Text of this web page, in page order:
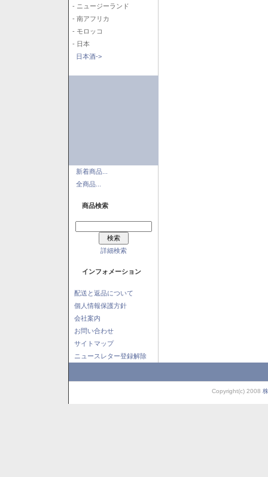
- ニュージーランド
- 南アフリカ
- モロッコ
- 日本
日本酒->
新着商品...
全商品...
商品検索
詳細検索
インフォメーション
配送と返品について
個人情報保護方針
会社案内
お問い合わせ
サイトマップ
ニュースレター登録解除
Copyright(c) 2008